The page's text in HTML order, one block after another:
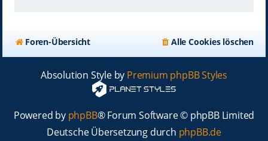
Foren-Übersicht Alle Cookies löschen
Absolution Style by Premium phpBB Styles
Powered by phpBB® Forum Software © phpBB Limited
Deutsche Übersetzung durch phpBB.de